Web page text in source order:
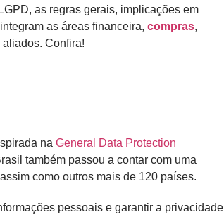
as regras gerais, implicações em
as áreas financeira, compras,
Confira!
na General Data Protection
também passou a contar com uma
como outros mais de 120 países.
pessoais e garantir a privacidade